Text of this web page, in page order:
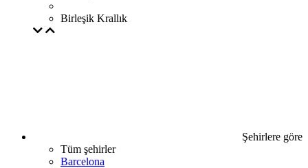
Birleşik Krallık
Şehirlere göre
Tüm şehirler
Barcelona